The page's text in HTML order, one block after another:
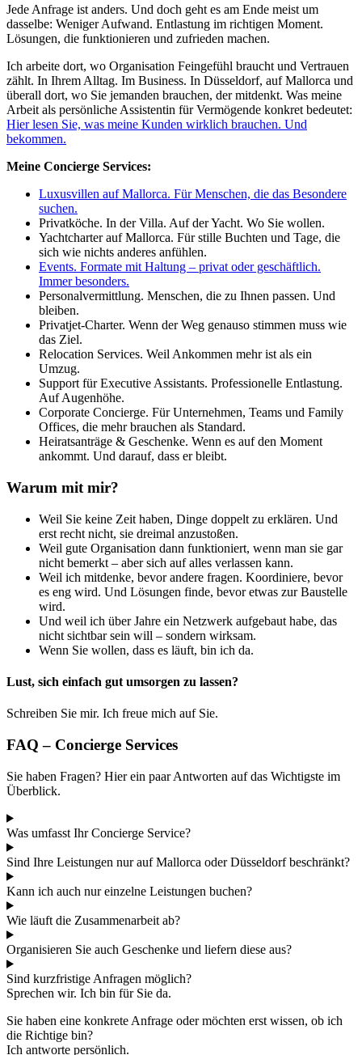
Jede Anfrage ist anders. Und doch geht es am Ende meist um
dasselbe: Weniger Aufwand. Entlastung im richtigen Moment.
Lösungen, die funktionieren und zufrieden machen.
Ich arbeite dort, wo Organisation Feingefühl braucht und Vertrauen
zählt. In Ihrem Alltag. Im Business. In Düsseldorf, auf Mallorca und
überall dort, wo Sie jemanden brauchen, der mitdenkt. Was meine
Arbeit als persönliche Assistentin für Vermögende konkret bedeutet:
Hier lesen Sie, was meine Kunden wirklich brauchen. Und
bekommen.
Meine Concierge Services:
Luxusvillen auf Mallorca. Für Menschen, die das Besondere
suchen.
Privatköche. In der Villa. Auf der Yacht. Wo Sie wollen.
Yachtcharter auf Mallorca. Für stille Buchten und Tage, die
sich wie nichts anderes anfühlen.
Events. Formate mit Haltung – privat oder geschäftlich.
Immer besonders.
Personalvermittlung. Menschen, die zu Ihnen passen. Und
bleiben.
Privatjet-Charter. Wenn der Weg genauso stimmen muss wie
das Ziel.
Relocation Services. Weil Ankommen mehr ist als ein
Umzug.
Support für Executive Assistants. Professionelle Entlastung.
Auf Augenhöhe.
Corporate Concierge. Für Unternehmen, Teams und Family
Offices, die mehr brauchen als Standard.
Heiratsanträge & Geschenke. Wenn es auf den Moment
ankommt. Und darauf, dass er bleibt.
Warum mit mir?
Weil Sie keine Zeit haben, Dinge doppelt zu erklären. Und
erst recht nicht, sie dreimal anzustoßen.
Weil gute Organisation dann funktioniert, wenn man sie gar
nicht bemerkt – aber sich auf alles verlassen kann.
Weil ich mitdenke, bevor andere fragen. Koordiniere, bevor
es eng wird. Und Lösungen finde, bevor etwas zur Baustelle
wird.
Und weil ich über Jahre ein Netzwerk aufgebaut habe, das
nicht sichtbar sein will – sondern wirksam.
Wenn Sie wollen, dass es läuft, bin ich da.
Lust, sich einfach gut umsorgen zu lassen?
Schreiben Sie mir. Ich freue mich auf Sie.
FAQ – Concierge Services
Sie haben Fragen? Hier ein paar Antworten auf das Wichtigste im
Überblick.
Was umfasst Ihr Concierge Service?
Sind Ihre Leistungen nur auf Mallorca oder Düsseldorf beschränkt?
Kann ich auch nur einzelne Leistungen buchen?
Wie läuft die Zusammenarbeit ab?
Organisieren Sie auch Geschenke und liefern diese aus?
Sind kurzfristige Anfragen möglich?
Sprechen wir. Ich bin für Sie da.
Sie haben eine konkrete Anfrage oder möchten erst wissen, ob ich
die Richtige bin?
Ich antworte persönlich.